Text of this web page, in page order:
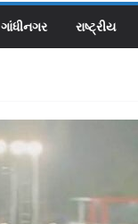
ગાંધીનગર રાષ્ટ્રીય